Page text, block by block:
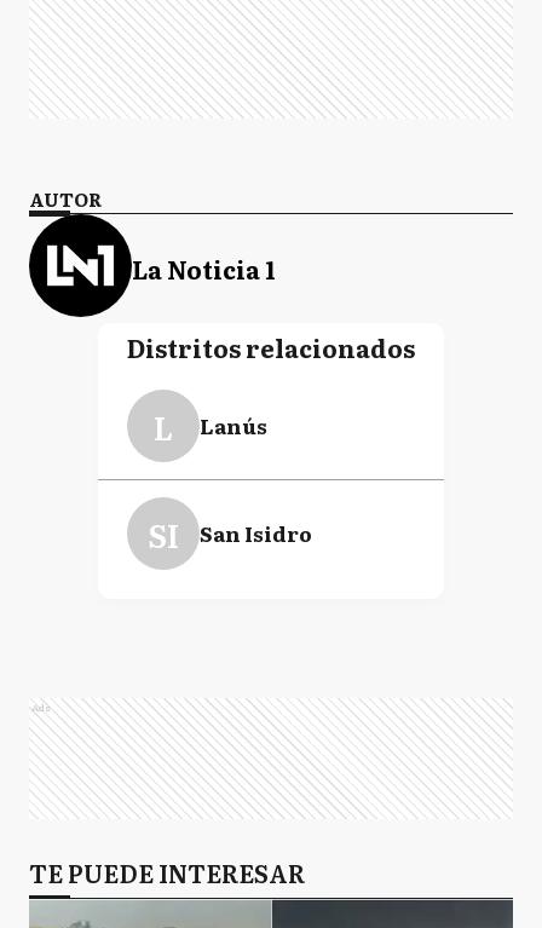
AUTOR
La Noticia 1
Distritos relacionados
L Lanús
SI San Isidro
Ads
TE PUEDE INTERESAR